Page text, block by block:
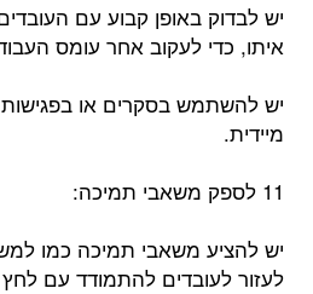
יש לבדוק באופן קבוע עם
איתו, כדי לעקוב אחר עומס
יש להשתמש בסקרים או
מיידית.
11 לספק משאבי תמיכה:
יש להציע משאבי תמיכה כמו
לעזור לעובדים להתמודד עם